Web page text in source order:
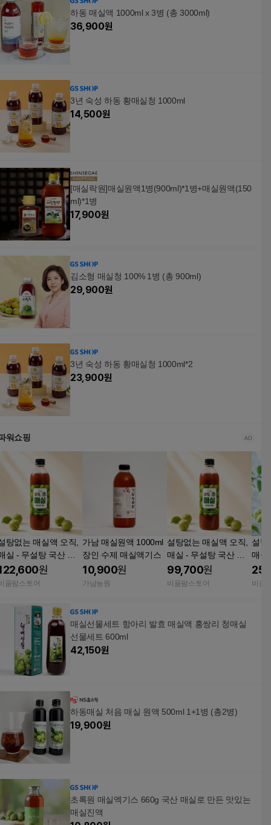
하동 매실액 1000ml x 3병 (총 3000ml)
36,900원
3년 숙성 하동 황매실청 1000ml
14,500원
[매실락원]매실원액1병(900ml)*1병+매실원액(150
ml)*1병
17,900원
김소형 매실청 100% 1병 (총 900ml)
29,900원
3년 숙성 하동 황매실청 1000ml*2
23,900원
워쇼핑
탕없는 매실액 오직,
실 - 무설탕 국산 매
원액 100% 매실청 5
5개
원
움팜스토어
가남 매실원액 1000ml
장인 수제 매실액기스
10,900원
가남농원
설탕없는 매실액 오직,
매실 - 무설탕 국산 매
실원액 100% 매실청 5
00ml, 4개
99,700원
비움팜스토어
설탕
매실
실원
비움
매실선물세트 항아리 발효 매실액 홍쌍리 청매실
선물세트 600ml
42,150원
하동매실 처음 매실 원액 500ml 1+1병 (총2병)
19,900원
초록원 매실엑기스 660g 국산 매실로 만든 맛있는
매실진액